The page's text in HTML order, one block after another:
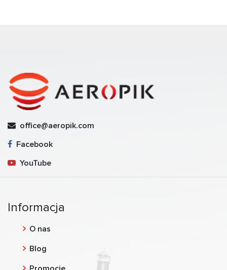
office@aeropik.com
Facebook
YouTube
Informacja
O nas
Blog